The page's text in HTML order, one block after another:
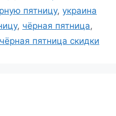
пятницу, украина
, чёрная пятница,
чёрная пятница скидки